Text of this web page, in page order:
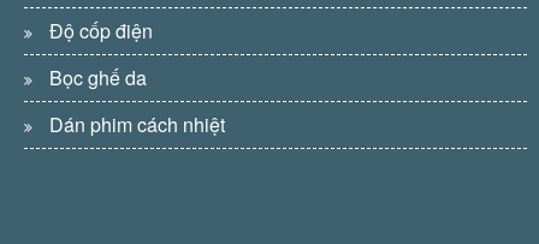
Độ cốp điện
Bọc ghế da
Dán phim cách nhiệt